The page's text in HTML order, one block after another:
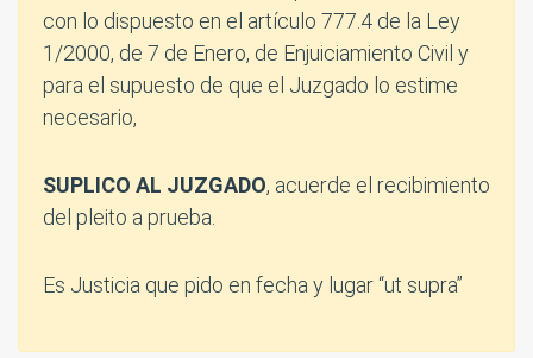
con lo dispuesto en el artículo 777.4 de la Ley
1/2000, de 7 de Enero, de Enjuiciamiento Civil y
para el supuesto de que el Juzgado lo estime
necesario,
SUPLICO AL JUZGADO, acuerde el recibimiento
del pleito a prueba.
Es Justicia que pido en fecha y lugar “ut supra”